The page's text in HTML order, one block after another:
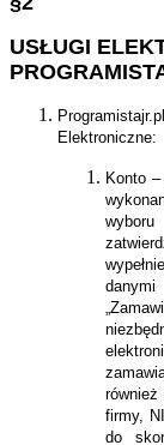
USŁUGI
Elektroniczne:
Konto
firmy,
do